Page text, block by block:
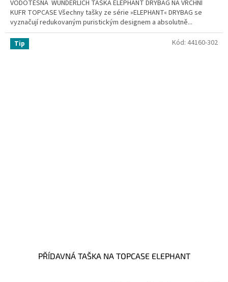
VODOTĚSNÁ WUNDERLICH TAŠKA ELEPHANT DRYBAG NA VRCHNÍ
KUFR TOPCASE Všechny tašky ze série »ELEPHANT« DRYBAG se
vyznačují redukovaným puristickým designem a absolutně...
Tip
PŘÍDAVNÁ TAŠKA NA TOPCASE ELEPHANT
Kód: 44160-302